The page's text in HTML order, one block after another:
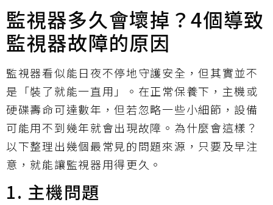
監視器多久會壞掉？4個導致
監視器故障的原因
監視器看似能日夜不停地守護安全，但其實並不
是「裝了就能一直用」。在正常保養下，主機或
硬碟壽命可達數年，但若忽略一些小細節，設備
可能用不到幾年就會出現故障。為什麼會這樣？
以下整理出幾個最常見的問題來源，只要及早注
意，就能讓監視器用得更久。
1. 主機問題